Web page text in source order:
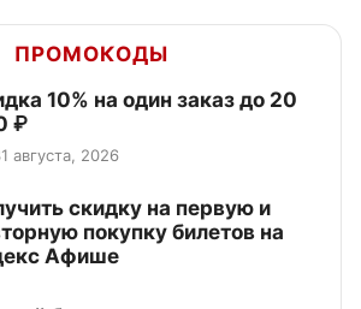
ПРОМОКОДЫ
10% на один заказ до 20
₽
августа, 2026
скидку на первую и
покупку билетов на
Афише